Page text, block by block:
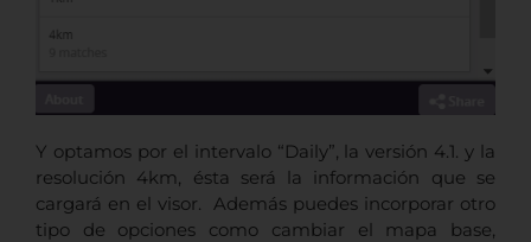
Y optamos por el intervalo “Daily”, la versión 4.1. y la
resolución 4km, ésta será la información que se
cargará en el visor. Además puedes incorporar otro
tipo de opciones como cambiar el mapa base,